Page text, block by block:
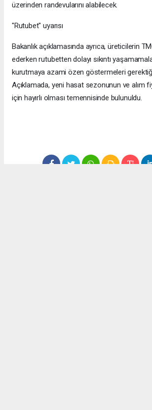
üzerinden randevularını alabilecek.
"Rutubet" uyarısı
Bakanlık açıklamasında ayrıca, üreticilerin
ederken rutubetten dolayı sıkıntı
kurutmaya azami özen göstermeleri gerektiği
Açıklamada, yeni hasat sezonunun ve alım
için hayırlı olması temennisinde bulunuldu.